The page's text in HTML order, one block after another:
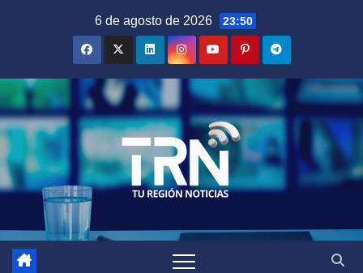
6 de agosto de 2026 23:50